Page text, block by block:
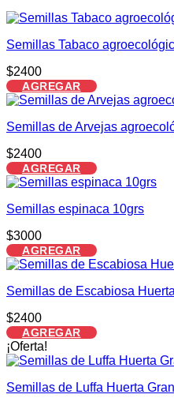
Semillas Tabaco
$2400
AGREGAR
Semillas de Arvejas
$2400
AGREGAR
Semillas espinaca 10grs
$3000
AGREGAR
Semillas de Escabiosa
$2400
AGREGAR
¡Oferta!
Semillas de Luffa Huerta